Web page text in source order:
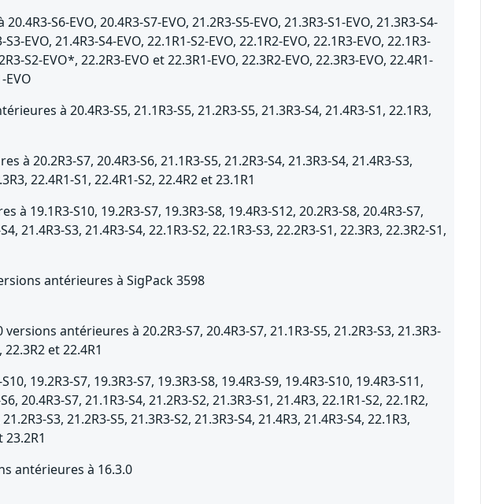
S6-EVO, 20.4R3-S7-EVO, 21.2R3-S5-EVO, 21.3R3-S1-EVO, 21.3R3-S4-
EVO, 21.4R3-S4-EVO, 22.1R1-S2-EVO, 22.1R2-EVO, 22.1R3-EVO, 22.1R3-
S2-EVO*, 22.2R3-EVO et 22.3R1-EVO, 22.3R2-EVO, 22.3R3-EVO, 22.4R1-
EVO
à 20.4R3-S5, 21.1R3-S5, 21.2R3-S5, 21.3R3-S4, 21.4R3-S1, 22.1R3,
à 20.2R3-S7, 20.4R3-S6, 21.1R3-S5, 21.2R3-S4, 21.3R3-S4, 21.4R3-S3,
22.4R1-S1, 22.4R1-S2, 22.4R2 et 23.1R1
19.1R3-S10, 19.2R3-S7, 19.3R3-S8, 19.4R3-S12, 20.2R3-S8, 20.4R3-S7,
21.4R3-S3, 21.4R3-S4, 22.1R3-S2, 22.1R3-S3, 22.2R3-S1, 22.3R3, 22.3R2-S1,
antérieures à SigPack 3598
antérieures à 20.2R3-S7, 20.4R3-S7, 21.1R3-S5, 21.2R3-S3, 21.3R3-
22.3R2 et 22.4R1
19.2R3-S7, 19.3R3-S7, 19.3R3-S8, 19.4R3-S9, 19.4R3-S10, 19.4R3-S11,
20.4R3-S7, 21.1R3-S4, 21.2R3-S2, 21.3R3-S1, 21.4R3, 22.1R1-S2, 22.1R2,
S3, 21.2R3-S5, 21.3R3-S2, 21.3R3-S4, 21.4R3, 21.4R3-S4, 22.1R3,
23.2R1
antérieures à 16.3.0